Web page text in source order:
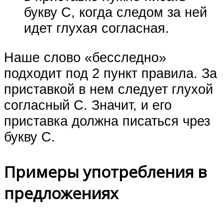
букву С, когда следом за ней
идет глухая согласная.
Наше слово «бесследно»
подходит под 2 пункт правила. За
приставкой в нем следует глухой
согласный С. Значит, и его
приставка должна писаться чрез
букву С.
Примеры употребления в
предложениях